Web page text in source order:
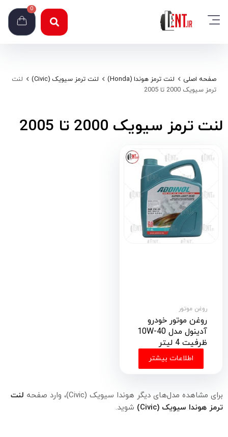
0
صفحه اصلی لنت ترمز هوندا (Honda) لنت ترمز سیویک (Civic)
لنت
ترمز سیویک 2000 تا 2005
لنت ترمز سیویک 2000 تا 2005
روغن موتور
روغن موتور خودرو
آدینول مدل 10W-40
ظرفیت 4 لیتر
اطلاعات بیشتر
برای مشاهده مدل‌های دیگر هوندا سیویک (Civic)، وارد صفحه
لنت
ترمز هوندا سیویک (Civic)
شوید.